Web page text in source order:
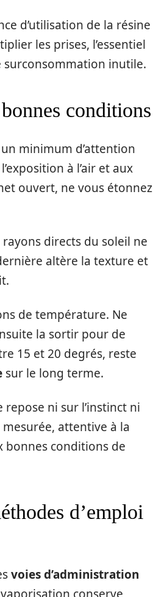
d’utilisation de la résine
les prises, l’essentiel
inutile.
conditions
minimum d’attention
à l’air et aux
ouvert, ne vous étonnez
rayons directs du soleil ne
altère la texture et
de température. Ne
la sortir pour de
15 et 20 degrés, reste
sur le long terme.
repose ni sur l’instinct ni
attentive à la
conditions de
d’emploi
voies d’administration